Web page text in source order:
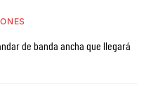
de banda ancha que llegará